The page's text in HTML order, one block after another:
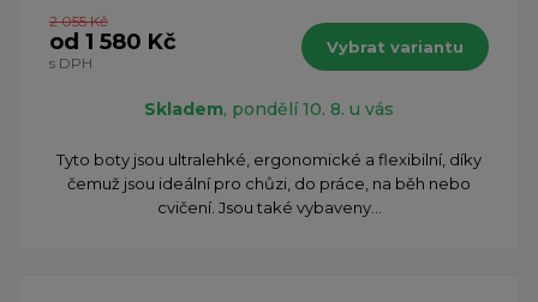
2 055 Kč
od 1 580 Kč
s DPH
Vybrat variantu
Skladem, pondělí 10. 8. u vás
Tyto boty jsou ultralehké, ergonomické a flexibilní, díky
čemuž jsou ideální pro chůzi, do práce, na běh nebo
cvičení. Jsou také vybaveny...